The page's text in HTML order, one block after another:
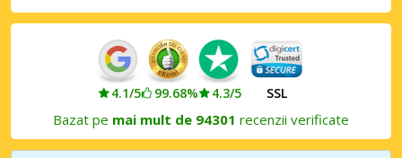
4.1/5 99.68% 4.3/5 SSL
Bazat pe mai mult de 94301 recenzii verificate